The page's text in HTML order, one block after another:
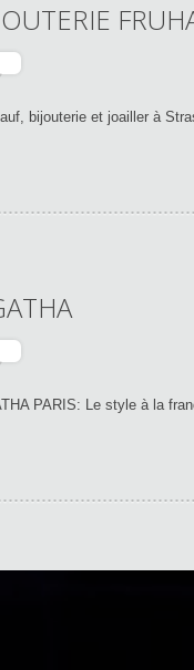
bijouterie et joailler à
PARIS: Le style à la